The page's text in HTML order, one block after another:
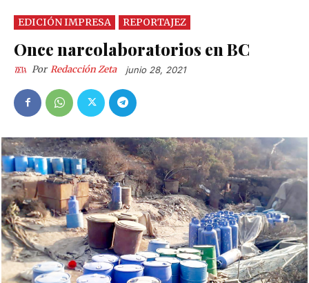
EDICIÓN IMPRESA REPORTAJEZ
Once narcolaboratorios en BC
Por Redacción Zeta junio 28, 2021